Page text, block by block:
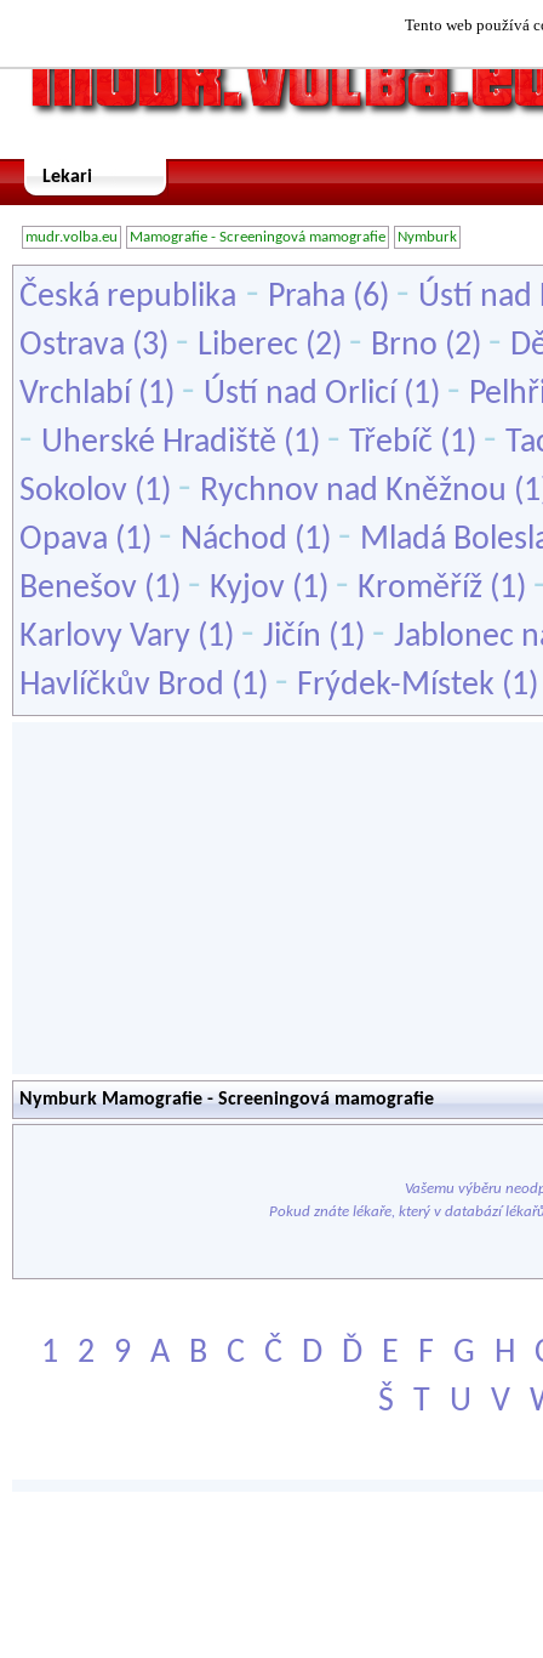
Tento web používá
Lekari
mudr.volba.eu Mamografie - Screeningová mamografie Nymburk
Česká republika - Praha (6) - Ústí nad
Ostrava (3) - Liberec (2) - Brno (2) -
Vrchlabí (1) - Ústí nad Orlicí (1) -
- Uherské Hradiště (1) - Třebíč (1) -
Sokolov (1) - Rychnov nad Kněžnou
Opava (1) - Náchod (1) - Mladá
Benešov (1) - Kyjov (1) - Kroměříž (1)
Karlovy Vary (1) - Jičín (1) - Jablonec
Havlíčkův Brod (1) - Frýdek-Místek (1)
Nymburk Mamografie - Screeningová mamografie
Vašemu výběru
Pokud znáte lékaře, který v databází
1 2 9 A B C Č D Ď E F G H
Š
T U V